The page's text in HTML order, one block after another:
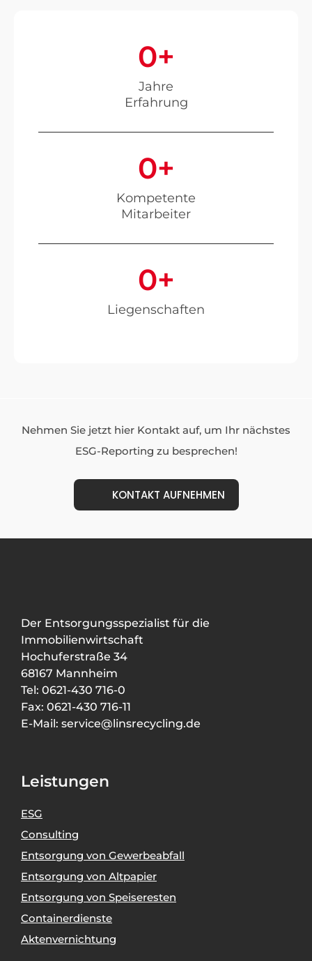
0+
Jahre
Erfahrung
0+
Kompetente
Mitarbeiter
0+
Liegenschaften
Nehmen Sie jetzt hier Kontakt auf, um Ihr nächstes
ESG-Reporting zu besprechen!
KONTAKT AUFNEHMEN
Der Entsorgungsspezialist für die
Immobilienwirtschaft
Hochuferstraße 34
68167 Mannheim
Tel: 0621-430 716-0
Fax: 0621-430 716-11
E-Mail: service@linsrecycling.de
Leistungen
ESG
Consulting
Entsorgung von Gewerbeabfall
Entsorgung von Altpapier
Entsorgung von Speiseresten
Containerdienste
Aktenvernichtung